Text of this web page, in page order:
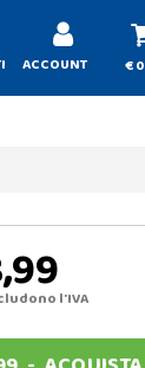
ACCOUNT € 0
l'IVA